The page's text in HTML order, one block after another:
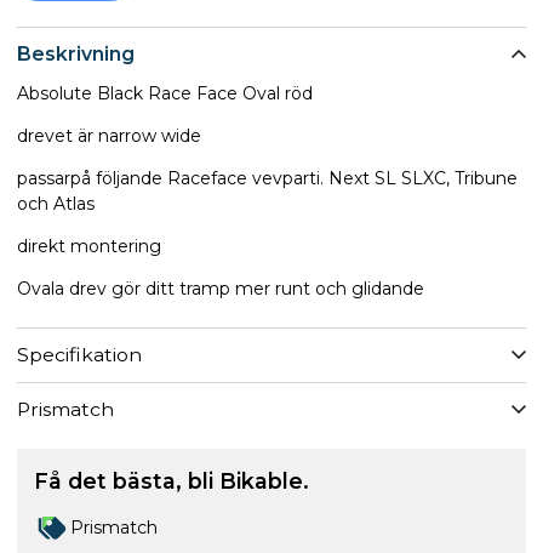
Beskrivning
Absolute Black Race Face Oval röd
drevet är narrow wide
passarpå följande Raceface vevparti. Next SL SLXC, Tribune
och Atlas
direkt montering
Ovala drev gör ditt tramp mer runt och glidande
Specifikation
Prismatch
Få det bästa, bli Bikable.
Prismatch